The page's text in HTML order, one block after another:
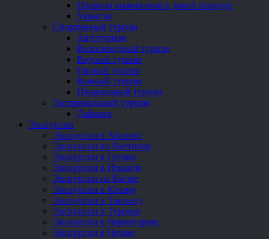
Правила выживания в дикой природе
Укрытие
Спортивный туризм
Автотуризм
Велосипедный туризм
Водный туризм
Горный туризм
Конный туризм
Пешеходный туризм
Экстремальный туризм
Дайвинг
Экскурсии
Экскурсии в Абхазии
Экскурсии во Вьетнаме
Экскурсии в Грузии
Экскурсии в Израиле
Экскурсии на Кипре
Экскурсии в Крыму
Экскурсии в Таиланд
Экскурсии в Турцию
Экскурсии в Черногорию
Экскурсии в Чехию